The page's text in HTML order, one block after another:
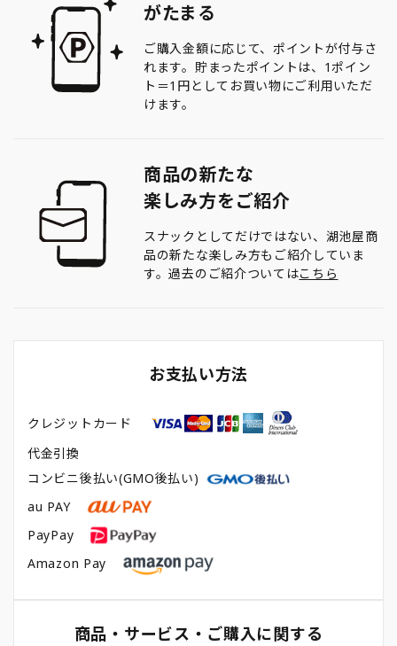
がたまる
ご購入金額に応じて、ポイントが付与さ
れます。貯まったポイントは、1ポイン
ト＝1円としてお買い物にご利用いただ
けます。
商品の新たな
楽しみ方をご紹介
スナックとしてだけではない、湖池屋商
品の新たな楽しみ方もご紹介していま
す。過去のご紹介ついてはこちら
お支払い方法
クレジットカード
代金引換
コンビニ後払い(GMO後払い)
au PAY
PayPay
Amazon Pay
商品・サービス・ご購入に関する